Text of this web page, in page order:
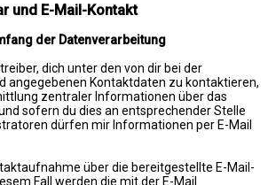
und E-Mail-Kontakt
der Datenverarbeitung
dich unter den von dir bei der
angegebenen Kontaktdaten zu kontaktieren,
zentraler Informationen über das
sofern du dies an entsprechender Stelle
dürfen mir Informationen per E-Mail
über die bereitgestellte E-Mail-
Fall werden die mit der E-Mail